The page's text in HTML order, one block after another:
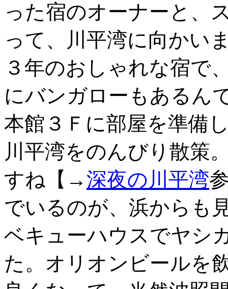
った宿のオーナーと、
って、川平湾に向かい
３年のおしゃれな宿で
にバンガローもあるん
本館３Ｆに部屋を準備
川平湾をのんびり散策
すね【→深夜の川平湾
でいるのが、浜からも
ベキューハウスでヤシ
た。オリオンビールを